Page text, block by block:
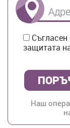
защитата
Наш